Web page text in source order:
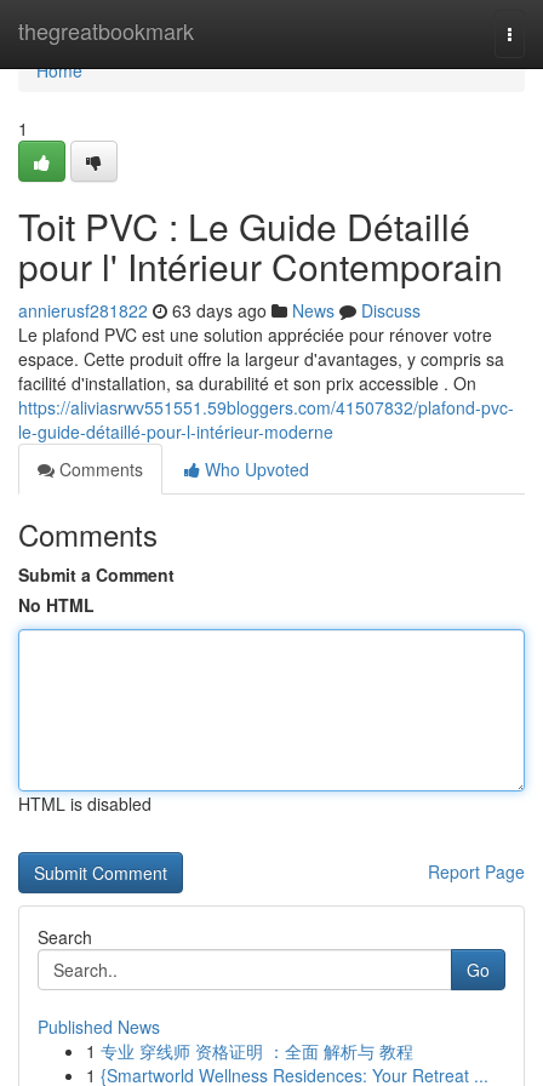
thegreatbookmark
Home
Home
1
Toit PVC : Le Guide Détaillé
pour l' Intérieur Contemporain
annierusf281822 63 days ago News
Discuss
Le plafond PVC est une solution appréciée pour rénover votre
espace. Cette produit offre la largeur d'avantages, y compris sa
facilité d'installation, sa durabilité et son prix accessible . On
https://aliviasrwv551551.59bloggers.com/41507832/plafond-pvc-
le-guide-détaillé-pour-l-intérieur-moderne
Comments
Who Upvoted
Comments
Submit a Comment
No HTML
HTML is disabled
Report Page
Search
Go
Published News
1 专业 穿线师 资格证明 ：全面 解析与 教程
1 {Smartworld Wellness Residences: Your Retreat ...